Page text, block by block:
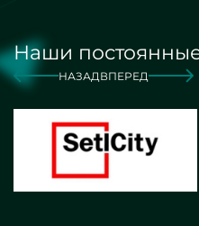
Наши
НАЗАД ВПЕРЕД